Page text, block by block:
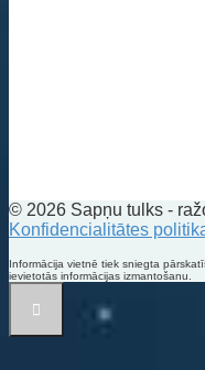
© 2026 Sapņu tulks -
Konfidencialitātes
Informācija vietnē tiek sniegta
ievietotās informācijas izmantošanu.